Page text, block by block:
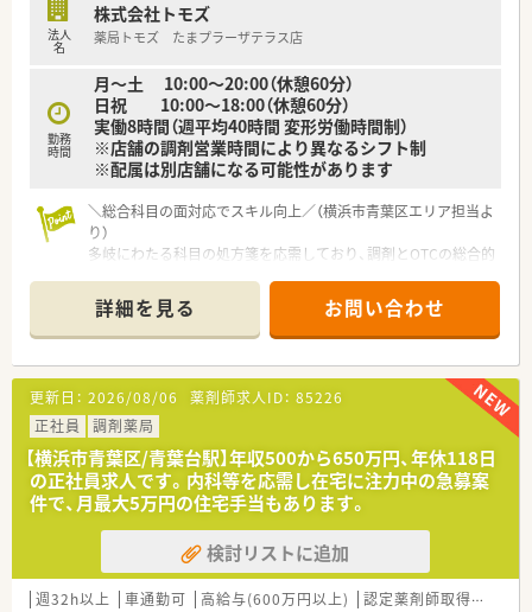
法人
名
株式会社トモズ
薬局トモズ たまプラーザテラス店
勤務
時間
月～土 10:00～20:00（休憩60分）
日祝 10:00～18:00（休憩60分）
実働8時間（週平均40時間 変形労働時間制）
※店舗の調剤営業時間により異なるシフト制
※配属は別店舗になる可能性があります
＼総合科目の面対応でスキル向上／（横浜市青葉区エリア担当よ
り）
多岐にわたる科目の処方箋を応需しており、調剤とOTCの総合的
手ならではの多様なキャリアが描けます。
【店舗情報と応需状況について】
■たまプラーザ駅から徒歩1分という非常にアクセスの良い立地
にあり、毎日の通勤が便利で通いやすい店舗です。
■呼吸器科や心療内科など多岐にわたる総合科目の処方箋を面
で応需しており、1日に140から180枚対応します。
■月曜日から土曜日は20時まで、日曜日や祝日は18時まで開局
しており、曜日を問わず地域の患者様を支えます。
【募集背景と求める人物像について】
■かかりつけ薬剤師としての機能を強化し、将来的に店舗を任せ
られる管理薬剤師候補を育成するための増員募集です。
■派遣スタッフの人数を減らし、自社の正社員を中心とした安定
的な店舗運営を実現するために採用を行っています。
詳細を見る お問い合わせ
更新日： 2026/08/06 薬剤師求人ID： 85226
正社員
調剤薬局
【横浜市青葉区/青葉台駅】年収500から650万円、年休118日
の正社員求人です。内科等を応需し在宅に注力中の急募案
件で、月最大5万円の住宅手当もあります。
検討リストに追加
週32h以上 車通勤可 高給与(600万円以上) 認定薬剤師取得支援あり